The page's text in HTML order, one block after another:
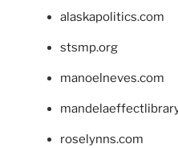
alaskapolitics.com
stsmp.org
manoelneves.com
roselynns.com